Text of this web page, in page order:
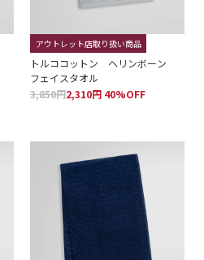
アウトレット店取り扱い商品
トルココットン ヘリンボーン
フェイスタオル
3,850円2,310円 40%OFF